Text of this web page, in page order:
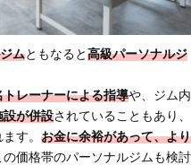
ムともなると高級パーソナルジ
トレーナーによる指導や、ジム内
設が併設されていることもあり、
す。 お金に余裕があって、より
の価格帯のパーソナルジムも検討